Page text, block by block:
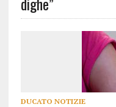
DUCATO NOTIZIE